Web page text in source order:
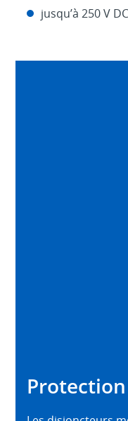
jusqu’à 250 V